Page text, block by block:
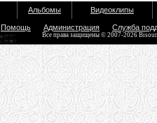
Альбомы Видеоклипы
Помощь Администрация Служба
Все права защищены © 2007-2026